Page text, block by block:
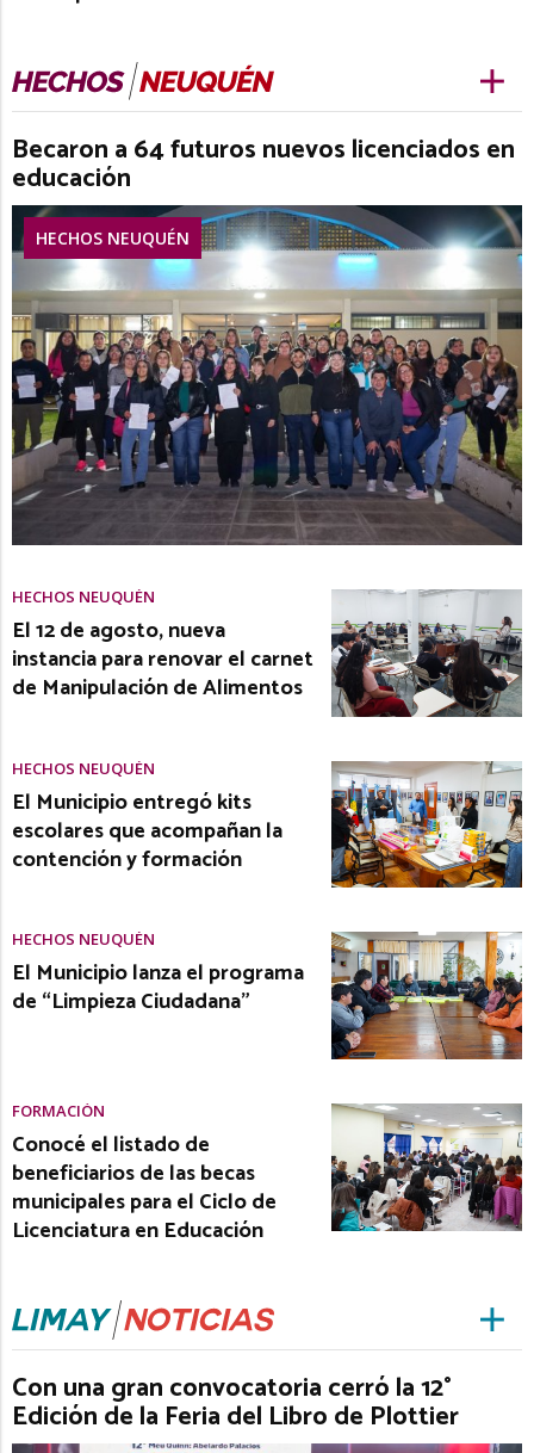
Becaron a 64 futuros nuevos licenciados en
educación
HECHOS NEUQUÉN
HECHOS NEUQUÉN
El 12 de agosto, nueva
instancia para renovar el carnet
de Manipulación de Alimentos
HECHOS NEUQUÉN
El Municipio entregó kits
escolares que acompañan la
contención y formación
HECHOS NEUQUÉN
El Municipio lanza el programa
de “Limpieza Ciudadana”
FORMACIÓN
Conocé el listado de
beneficiarios de las becas
municipales para el Ciclo de
Licenciatura en Educación
Con una gran convocatoria cerró la 12°
Edición de la Feria del Libro de Plottier